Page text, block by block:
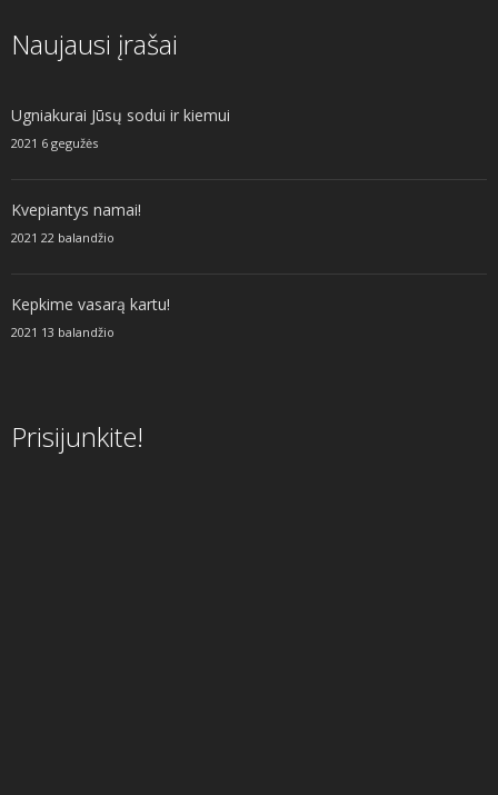
Naujausi įrašai
Ugniakurai Jūsų sodui ir kiemui
2021 6 gegužės
Kvepiantys namai!
2021 22 balandžio
Kepkime vasarą kartu!
2021 13 balandžio
Prisijunkite!